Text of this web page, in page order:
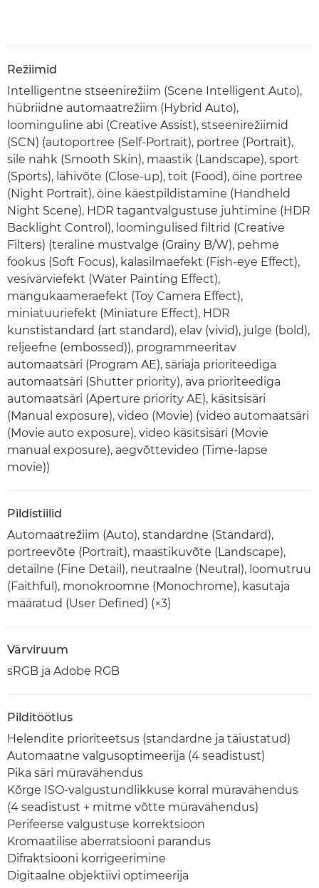
Režiimid
Intelligentne stseenirežiim (Scene Intelligent Auto),
hübriidne automaatrežiim (Hybrid Auto),
loominguline abi (Creative Assist), stseenirežiimid
(SCN) (autoportree (Self‑Portrait), portree (Portrait),
sile nahk (Smooth Skin), maastik (Landscape), sport
(Sports), lähivõte (Close-up), toit (Food), öine portree
(Night Portrait), öine käestpildistamine (Handheld
Night Scene), HDR tagantvalgustuse juhtimine (HDR
Backlight Control), loomingulised filtrid (Creative
Filters) (teraline mustvalge (Grainy B/W), pehme
fookus (Soft Focus), kalasilmaefekt (Fish-eye Effect),
vesivärviefekt (Water Painting Effect),
mängukaameraefekt (Toy Camera Effect),
miniatuuriefekt (Miniature Effect), HDR
kunstistandard (art standard), elav (vivid), julge (bold),
reljeefne (embossed)), programmeeritav
automaatsäri (Program AE), säriaja prioriteediga
automaatsäri (Shutter priority), ava prioriteediga
automaatsäri (Aperture priority AE), käsitsisäri
(Manual exposure), video (Movie) (video automaatsäri
(Movie auto exposure), video käsitsisäri (Movie
manual exposure), aegvõttevideo (Time-lapse
movie))
Pildistiilid
Automaatrežiim (Auto), standardne (Standard),
portreevõte (Portrait), maastikuvõte (Landscape),
detailne (Fine Detail), neutraalne (Neutral), loomutruu
(Faithful), monokroomne (Monochrome), kasutaja
määratud (User Defined) (×3)
Värviruum
sRGB ja Adobe RGB
Pilditöötlus
Helendite prioriteetsus (standardne ja täiustatud)
Automaatne valgusoptimeerija (4 seadistust)
Pika säri müravähendus
Kõrge ISO-valgustundlikkuse korral müravähendus
(4 seadistust + mitme võtte müravähendus)
Perifeerse valgustuse korrektsioon
Kromaatilise aberratsiooni parandus
Difraktsiooni korrigeerimine
Digitaalne objektiivi optimeerija